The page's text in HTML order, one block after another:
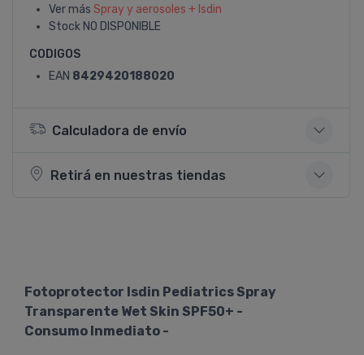
Ver más Spray y aerosoles + Isdin
Stock NO DISPONIBLE
CODIGOS
EAN 8429420188020
Calculadora de envío
Retirá en nuestras tiendas
Fotoprotector Isdin Pediatrics Spray
Transparente Wet Skin SPF50+ -
Consumo Inmediato -